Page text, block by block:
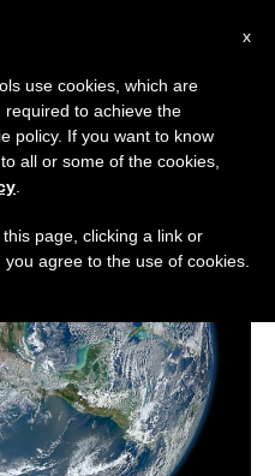
x
use cookies, which are
required to achieve the
policy. If you want to know
all or some of the cookies,
page, clicking a link or
agree to the use of cookies.